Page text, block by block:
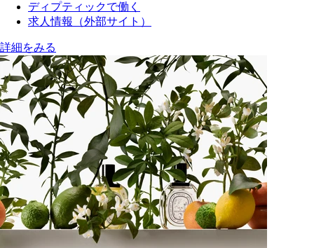
ディプティックで働く
求人情報（外部サイト）
詳細をみる